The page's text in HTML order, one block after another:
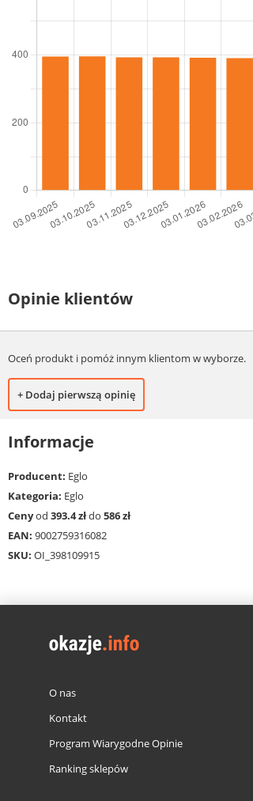
Opinie klientów
Oceń produkt i pomóż innym klientom w wyborze.
+ Dodaj pierwszą opinię
Informacje
Producent: Eglo
Kategoria: Eglo
Cenyod 393.4 złdo 586 zł
EAN: 9002759316082
SKU: OI_398109915
O nas
Kontakt
Program Wiarygodne Opinie
Ranking sklepów